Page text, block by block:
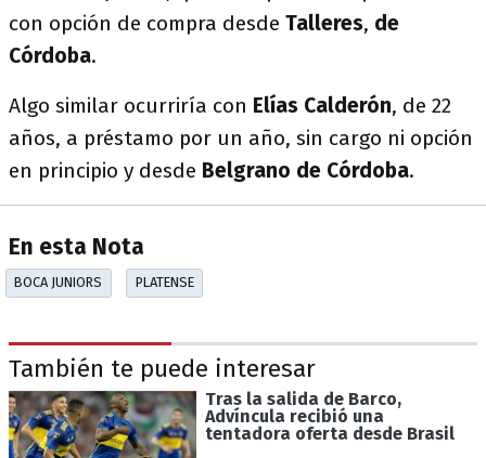
con opción de compra desde Talleres, de
Córdoba.
Algo similar ocurriría con Elías Calderón, de 22
años, a préstamo por un año, sin cargo ni opción
en principio y desde Belgrano de Córdoba.
En esta Nota
BOCA JUNIORS PLATENSE
También te puede interesar
Tras la salida de Barco,
Advíncula recibió una
tentadora oferta desde Brasil